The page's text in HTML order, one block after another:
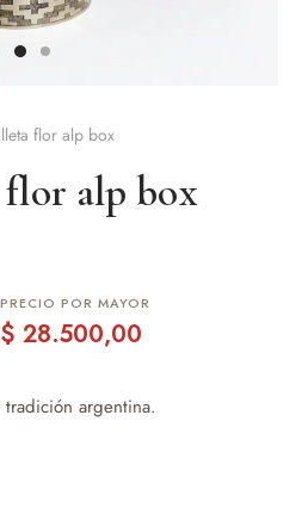
flor alp box
alp box
PRECIO POR MAYOR
$ 28.500,00
argentina.